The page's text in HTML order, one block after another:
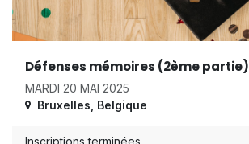
Défenses mémoires (2ème partie)
MARDI 20 MAI 2025
Bruxelles Belgique
Inscriptions terminées